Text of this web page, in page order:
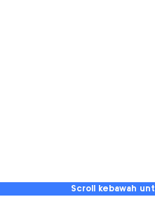
Scroll kebawah